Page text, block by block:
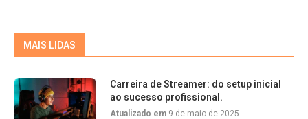
MAIS LIDAS
Carreira de Streamer: do setup inicial
ao sucesso profissional.
Atualizado em 9 de maio de 2025